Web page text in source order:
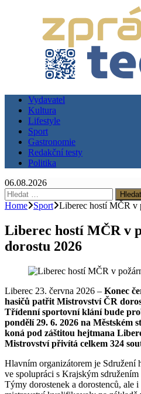
Vydavatel
Kultura
Lifestyle
Sport
Gastronomie
Redakční testy
Politika
06.08.2026
Vyhledávání
Home
Sport Liberec hostí MČR v
Liberec hostí MČR v
dorostu 2026
Liberec 23. června 2026 – Konec
hasičů patřit Mistrovství ČR
Třídenní sportovní klání bude
pondělí 29. 6. 2026 na Městském
koná pod záštitou hejtmana
Mistrovství přivítá celkem 324
Hlavním organizátorem je Sdružení
ve spolupráci s Krajským
Týmy dorostenek a dorostenců, ale